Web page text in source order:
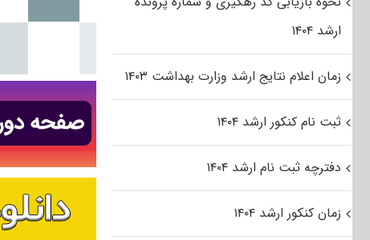
ارشد ۱۴۰۴
زمان اعلام نتایج ارشد وزارت بهداشت ۱۴۰۳
ثبت نام کنکور ارشد ۱۴۰۴
دفترچه ثبت نام ارشد ۱۴۰۴
زمان کنکور ارشد ۱۴۰۴